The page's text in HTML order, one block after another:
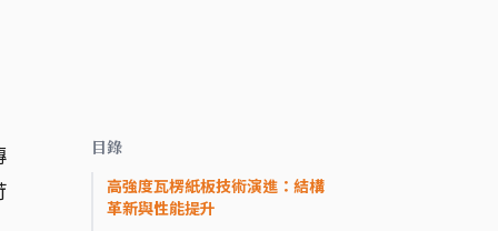
目錄
高強度瓦楞紙板技術演進：結構
革新與性能提升